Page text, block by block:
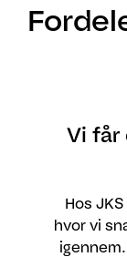
Vi får
Hos
hvor vi